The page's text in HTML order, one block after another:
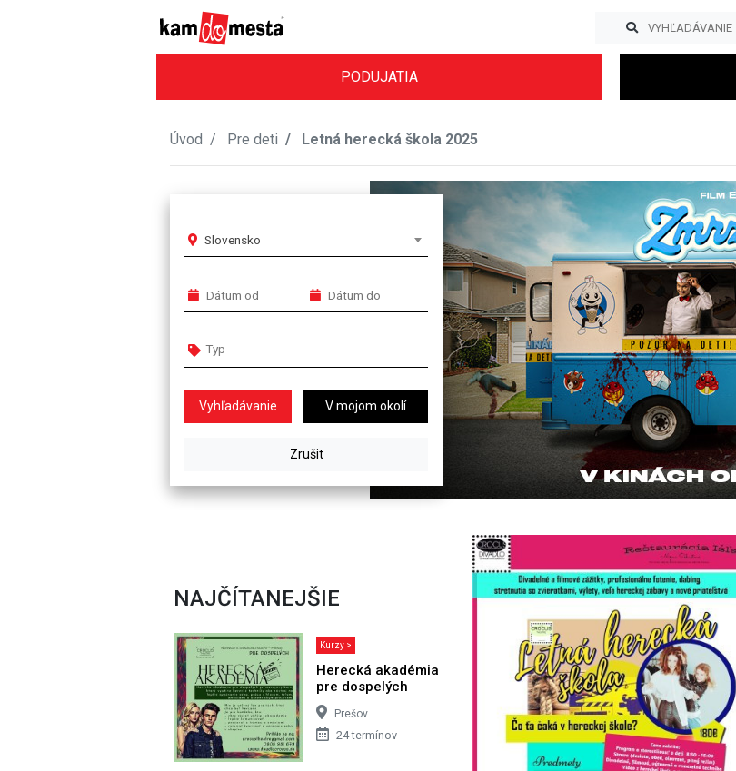
PODUJATIA
Úvod Pre deti Letná herecká škola 2025
Slovensko
V mojom okolí
Previous
NAJČÍTANEJŠIE
Kurzy >
Herecká akadémia
pre dospelých
Prešov
24 termínov